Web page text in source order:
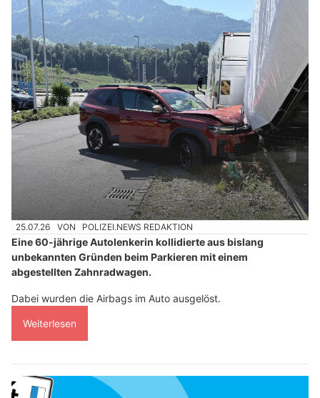
25.07.26 VON POLIZEI.NEWS REDAKTION
Eine 60-jährige Autolenkerin kollidierte aus bislang
unbekannten Gründen beim Parkieren mit einem
abgestellten Zahnradwagen.
Dabei wurden die Airbags im Auto ausgelöst.
Weiterlesen